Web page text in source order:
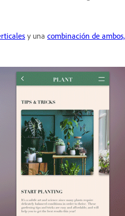
y una combinación de ambos,